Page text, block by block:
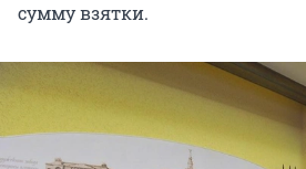
сумму взятки.